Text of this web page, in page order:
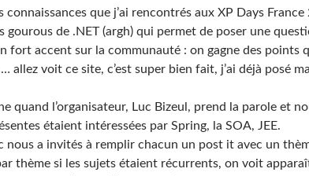
connaissances que j’ai rencontrés aux XP Days
gourous de .NET (argh) qui permet de poser une
fort accent sur la communauté : on gagne des
allez voit ce site, c’est super bien fait, j’ai déjà posé
quand l’organisateur, Luc Bizeul, prend la parole et
étaient intéressées par Spring, la SOA, JEE.
nous a invités à remplir chacun un post it avec un
thème si les sujets étaient récurrents, on voit